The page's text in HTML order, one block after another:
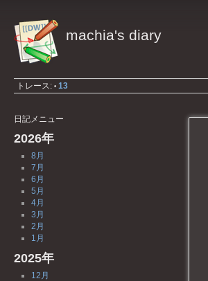
machia's diary
トレース: • 13
日記メニュー
2026年
8月
7月
6月
5月
4月
3月
2月
1月
2025年
12月